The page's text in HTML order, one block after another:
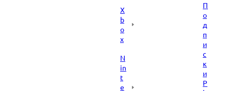
X
b
o
x
N
in
t
e
П
о
д
п
и
с
к
и
P